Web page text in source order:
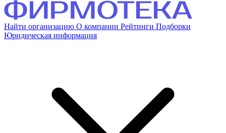
Найти организацию О компании Рейтинги Подборки
Юридическая информация